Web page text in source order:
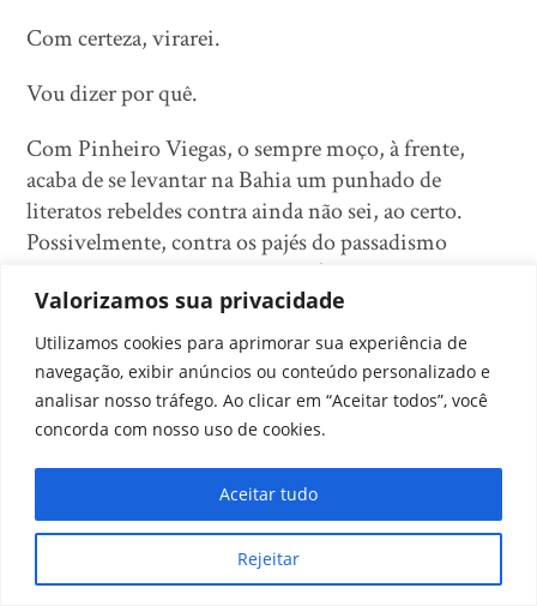
Valorizamos sua privacidade
Utilizamos cookies para aprimorar sua experiência de
navegação, exibir anúncios ou conteúdo personalizado e
analisar nosso tráfego. Ao clicar em “Aceitar todos”, você
concorda com nosso uso de cookies.
Rejeitar
Aceitar tudo
Com certeza, virarei.
Vou dizer por quê.
Com Pinheiro Viegas, o sempre moço, à frente,
acaba de se levantar na Bahia um punhado de
literatos rebeldes contra ainda não sei, ao certo.
Possivelmente, contra os pajés do passadismo
indígena. Enfileirados prontos (esta palavra está no
sentido próprio) preparam armas para o combate.
Eu sou alistado como recruta por minha bondade e
gentileza dos nobres soldados do pensamento. Ora
vejam! Um pobre diabo que não sabe manejar um
fuzil quanto mais uma pena! Em todo o caso, se a
luta é contra as velharias literárias dos poetas de
borla e capelo, estou pronto (aqui a palavra também
está no sentido próprio). Contem comigo os
vibrantes prisioneiros da Academia dos Rebeldes;
que assim se chama o luminoso batalhão de